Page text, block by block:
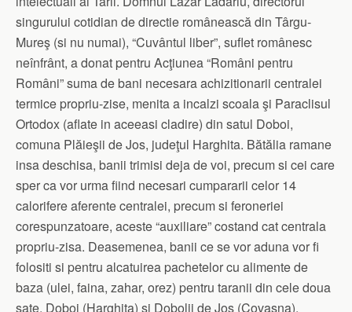
singurului cotidian de directie românească din Târgu-
Mureş (si nu numai), “Cuvântul liber”, suflet românesc
neînfrânt, a donat pentru Acţiunea “Români pentru
Români” suma de bani necesara achizitionarii centralei
termice propriu-zise, menita a incalzi scoala şi Paraclisul
Ortodox (aflate in aceeasi cladire) din satul Doboi,
comuna Plăieşii de Jos, judeţul Harghita. Bătălia ramane
insa deschisa, banii trimisi deja de voi, precum si cei care
sper ca vor urma fiind necesari cumpararii celor 14
calorifere aferente centralei, precum si feroneriei
corespunzatoare, aceste “auxiliare” costand cat centrala
propriu-zisa. Deasemenea, banii ce se vor aduna vor fi
folositi si pentru alcatuirea pachetelor cu alimente de
baza (ulei, faina, zahar, orez) pentru taranii din cele doua
sate, Doboi (Harghita) si Dobolii de Jos (Covasna).